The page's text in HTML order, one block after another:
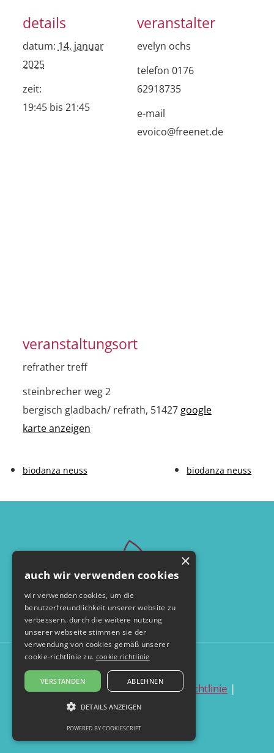
details
datum: 14. januar
2025
zeit:
19:45 bis 21:45
veranstalter
evelyn ochs
telefon 0176
62918735
e-mail
evoico@freenet.de
veranstaltungsort
refrather treff
steinbrecher weg 2
bergisch gladbach/ refrath, 51427 google
karte anzeigen
biodanza neuss biodanza neuss
© by seelentanzerei.de
datenschutzerklärung|cookie richtlinie |
impressum
×
auch wir verwenden cookies
wir verwenden cookies, um die
benutzerfreundlichkeit unserer website zu
verbessern. durch die weitere nutzung
unserer webseite stimmen sie der
verwendung von cookies gemäß unserer
cookie-richtlinie zu. cookie richtlinie
VERSTANDEN ABLEHNEN
DETAILS ANZEIGEN
UNBEDINGT ERFORDERLICH
POWERED BY COOKIESCRIPT